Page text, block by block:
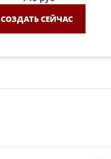
СОЗДАТЬ СЕЙЧАС